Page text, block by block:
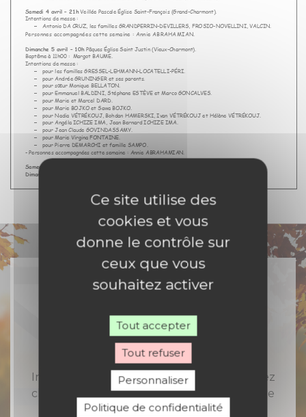
Rejoignez-nous
Inscrivez-vous à notre newsletter et recevez
chaque semaine toute l'actualité catholique
en Nord Franche-Comté
Ce site utilise des
cookies et vous
donne le contrôle sur
ceux que vous
souhaitez activer
Tout accepter
Tout refuser
Personnaliser
Politique de confidentialité